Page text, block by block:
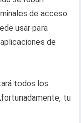
de acceso
usar para
de
todos los
tu